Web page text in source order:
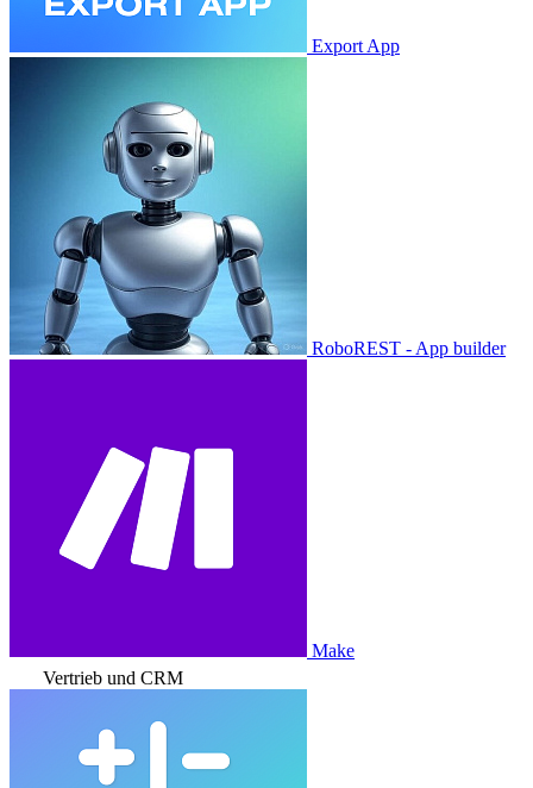
Export App
RoboREST - App builder
Make
Vertrieb und CRM